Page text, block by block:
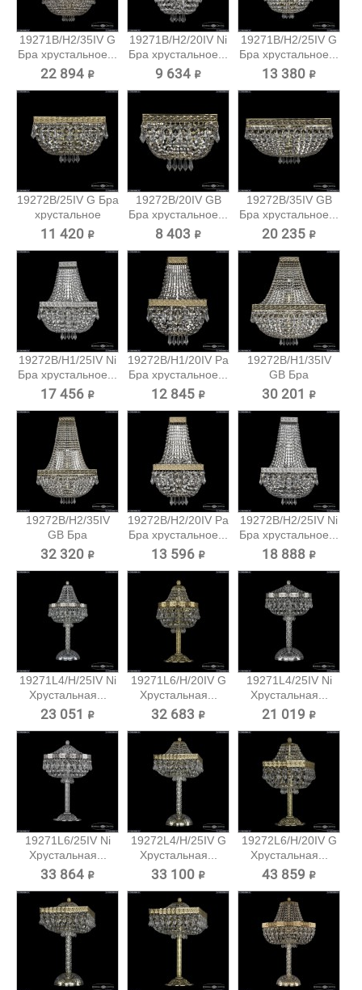
19271B/H2/35IV G
Бра хрустальное...
22 894 ₽
19271B/H2/20IV Ni
Бра хрустальное...
9 634 ₽
19271B/H2/25IV G
Бра хрустальное...
13 380 ₽
19272B/25IV G Бра
хрустальное
Bohemia...
11 420 ₽
19272B/20IV GB
Бра хрустальное...
8 403 ₽
19272B/35IV GB
Бра хрустальное...
20 235 ₽
19272B/H1/25IV Ni
Бра хрустальное...
17 456 ₽
19272B/H1/20IV Pa
Бра хрустальное...
12 845 ₽
19272B/H1/35IV
GB Бра
хрустальное...
30 201 ₽
19272B/H2/35IV
GB Бра
хрустальное...
32 320 ₽
19272B/H2/20IV Pa
Бра хрустальное...
13 596 ₽
19272B/H2/25IV Ni
Бра хрустальное...
18 888 ₽
19271L4/H/25IV Ni
Хрустальная...
23 051 ₽
19271L6/H/20IV G
Хрустальная...
32 683 ₽
19271L4/25IV Ni
Хрустальная...
21 019 ₽
19271L6/25IV Ni
Хрустальная...
33 864 ₽
19272L4/H/25IV G
Хрустальная...
33 100 ₽
19272L6/H/20IV G
Хрустальная...
43 859 ₽